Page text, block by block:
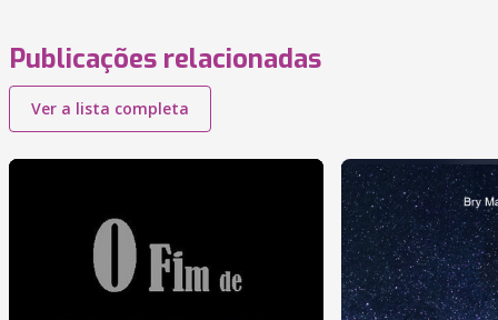
Publicações relacionadas
Ver a lista completa